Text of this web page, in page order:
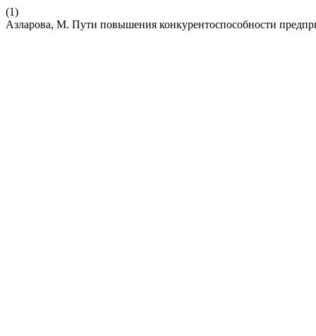
(1)
Азларова, М. Пути повышения конкурентоспособности